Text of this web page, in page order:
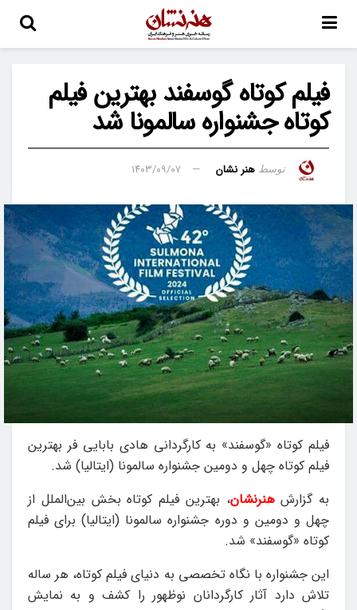
فیلم کوتاه گوسفند بهترین فیلم
کوتاه جشنواره سالمونا شد
توسط هنر نشان ۱۴۰۳/۰۹/۰۷
فیلم کوتاه «گوسفند» به کارگردانی هادی بابایی فر بهترین
فیلم کوتاه چهل و دومین جشنواره سالمونا (ایتالیا) شد.
به گزارشهنرنشان، بهترین فیلم کوتاه بخش بین‌الملل از
چهل و دومین و دوره جشنواره سالمونا (ایتالیا) برای فیلم
کوتاه «گوسفند» شد.
این جشنواره با نگاه تخصصی به دنیای فیلم کوتاه، هر ساله
تلاش دارد آثار کارگردانان نوظهور را کشف و به نمایش